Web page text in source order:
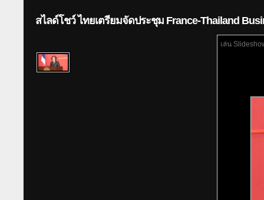
สไลด์โชว์ ไทยเตรียมจัดประชุม France-Thailand
เล่น